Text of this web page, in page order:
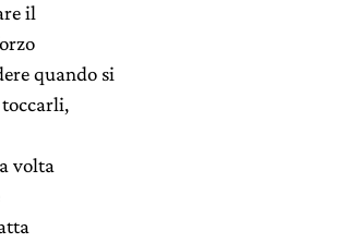
il
quando si
toccarli,
volta